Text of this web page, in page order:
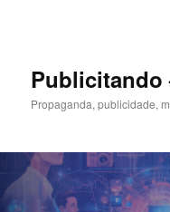
principal
secundárioPublicitando
Propaganda, publicidade,